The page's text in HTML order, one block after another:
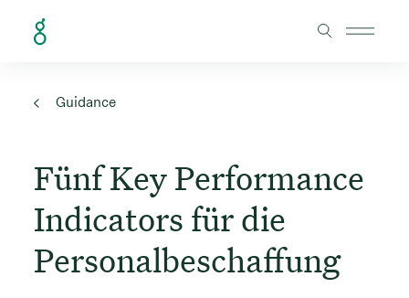
Guidance
Fünf Key Performance
Indicators für die
Personalbeschaffung